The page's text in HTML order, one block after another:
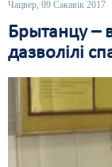
Чацвер, 09 Сакавік 2017
Брытанцу –
дазволілі